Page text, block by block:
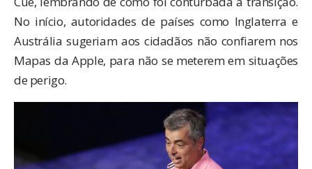
No início, autoridades de países como Inglaterra e
Austrália sugeriam aos cidadãos não confiarem nos
Mapas da Apple, para não se meterem em situações
de perigo.